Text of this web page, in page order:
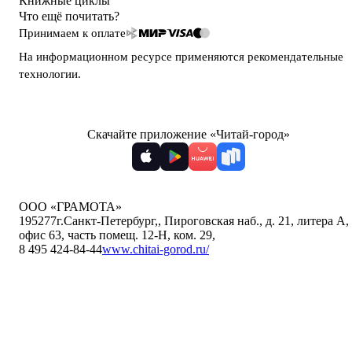
Что ещё почитать?
Принимаем к оплате
На информационном ресурсе применяются рекомендательные
технологии.
Скачайте приложение «Читай-город»
ООО «ГРАМОТА»
195277г.Санкт-Петербург,, Пироговская наб., д. 21, литера А,
офис 63, часть помещ. 12-Н, ком. 29,
8 495 424-84-44www.chitai-gorod.ru/